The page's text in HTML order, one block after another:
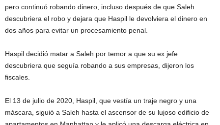
pero continuó robando dinero, incluso después de que Saleh
descubriera el robo y dejara que Haspil le devolviera el dinero en
dos años para evitar un procesamiento penal.
Haspil decidió matar a Saleh por temor a que su ex jefe
descubriera que seguía robando a sus empresas, dijeron los
fiscales.
El 13 de julio de 2020, Haspil, que vestía un traje negro y una
máscara, siguió a Saleh hasta el ascensor de su lujoso edificio de